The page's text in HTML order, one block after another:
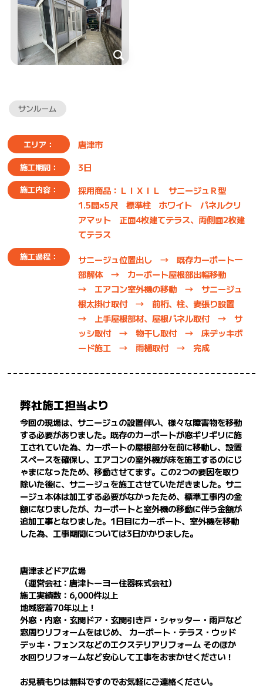
サンルーム
エリア： 唐津市
施工期間： 3日
施工内容：
採用商品：ＬＩＸＩＬ サニージュＲ型
1.5間×5尺 標準柱 ホワイト パネルクリ
アマット 正面4枚建てテラス、両側面2枚建
てテラス
施工過程：
サニージュ位置出し → 既存カーポート一
部解体 → カーポート屋根部出幅移動
→ エアコン室外機の移動 → サニージュ
根太掛け取付 → 前桁、柱、妻張り設置
→ 上手屋根部材、屋根パネル取付 → サ
ッシ取付 → 物干し取付 → 床デッキボ
ード施工 → 雨樋取付 → 完成
弊社施工担当より
今回の現場は、サニージュの設置伴い、様々な障害物を移動
する必要がありました。既存のカーポートが窓ギリギリに施
工されていた為、カーポートの屋根部分を前に移動し、設置
スペースを確保し、エアコンの室外機が床を施工するのにじ
ゃまになったため、移動させてます。この2つの要因を取り
除いた後に、サニージュを施工させていただきました。サニ
ージュ本体は加工する必要がなかったため、標準工事内の金
額になりましたが、カーポートと室外機の移動に伴う金額が
追加工事となりました。1日目にカーポート、室外機を移動
した為、工事期間については3日かかりました。
唐津まどドア広場
（運営会社：唐津トーヨー住器株式会社）
施工実績数：6,000件以上
地域密着70年以上！
外窓・内窓・玄関ドア・玄関引き戸・シャッター・雨戸など
窓周りリフォームをはじめ、 カーポート・テラス・ウッド
デッキ・フェンスなどのエクステリアリフォーム そのほか
水回りリフォームなど安心して工事をおまかせください！
お見積もりは無料ですのでお気軽にご連絡ください。